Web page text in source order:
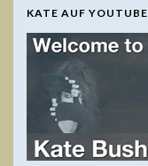
KATE AUF YOUTUBE